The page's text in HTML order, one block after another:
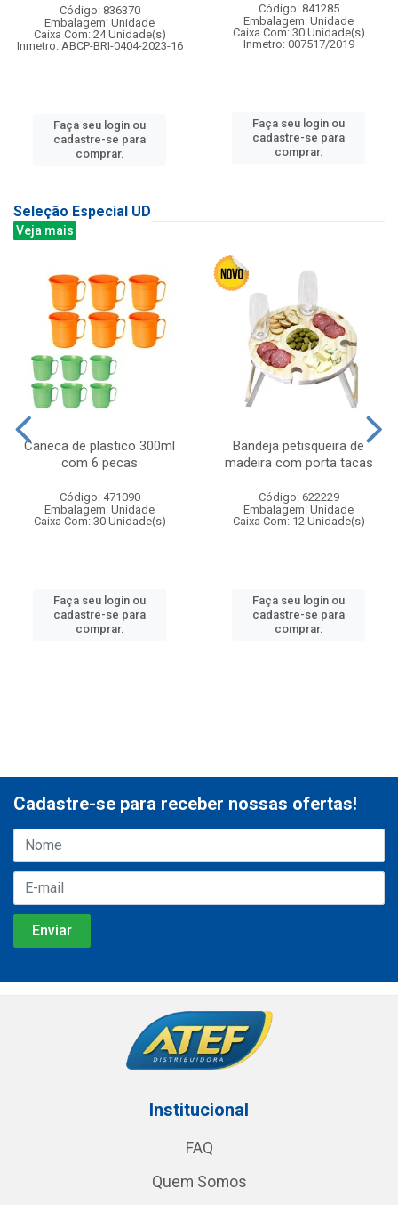
Código: 836370
Embalagem: Unidade
Caixa Com: 24 Unidade(s)
Inmetro: ABCP-BRI-0404-2023-16
Faça seu login ou
cadastre-se para
comprar.
Código: 841285
Embalagem: Unidade
Caixa Com: 30 Unidade(s)
Inmetro: 007517/2019
Faça seu login ou
cadastre-se para
comprar.
Seleção Especial UD
Veja mais
Caneca de plastico 300ml
com 6 pecas
Código: 471090
Embalagem: Unidade
Caixa Com: 30 Unidade(s)
Faça seu login ou
cadastre-se para
comprar.
Bandeja petisqueira de
madeira com porta tacas
Código: 622229
Embalagem: Unidade
Caixa Com: 12 Unidade(s)
Faça seu login ou
cadastre-se para
comprar.
Cadastre-se para receber nossas ofertas!
Institucional
FAQ
Quem Somos